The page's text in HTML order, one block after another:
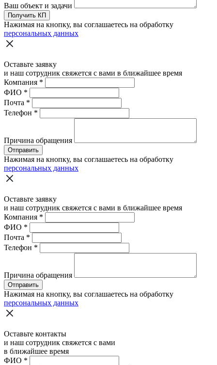
Ваш объект и задачи
Получить КП
Нажимая на кнопку, вы соглашаетесь на обработку
персональных данных
Оставьте заявку
и наш сотрудник свяжется с вами в ближайшее время
Компания *
ФИО *
Почта *
Телефон *
Причина обращения
Отправить
Нажимая на кнопку, вы соглашаетесь на обработку
персональных данных
Оставьте заявку
и наш сотрудник свяжется с вами в ближайшее время
Компания *
ФИО *
Почта *
Телефон *
Причина обращения
Отправить
Нажимая на кнопку, вы соглашаетесь на обработку
персональных данных
Оставьте контакты
и наш сотрудник свяжется с вами
в ближайшее время
ФИО *